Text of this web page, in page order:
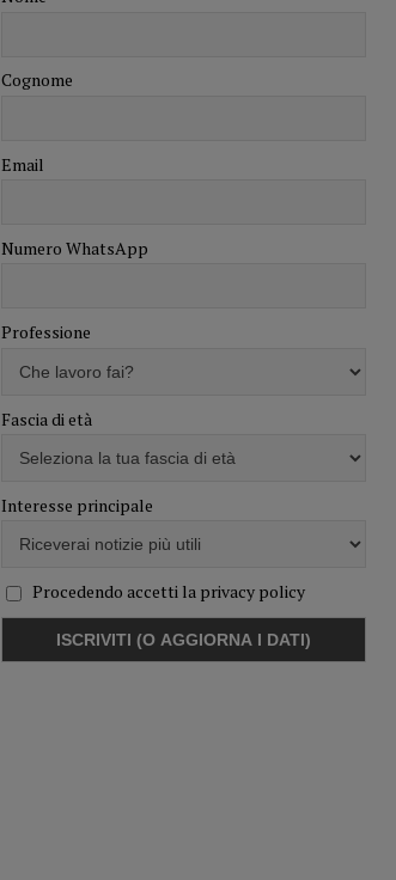
Cognome
Email
Numero WhatsApp
Professione
Fascia di età
Interesse principale
Procedendo accetti la privacy policy